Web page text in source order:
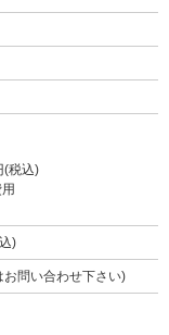
(税込)
)
問い合わせ下さい)